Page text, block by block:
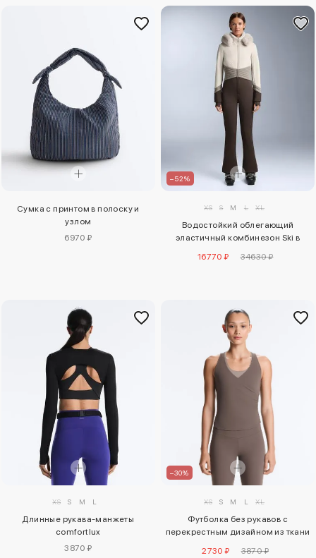
Сумка с принтом в полоску и
узлом
6970 ₽
–52%
XS S M L XL
Водостойкий облегающий
эластичный комбинезон Ski в
16770 ₽ 34630 ₽
XS S M L
Длинные рукава-манжеты
comfortlux
3870 ₽
–30%
XS S M L XL
Футболка без рукавов с
перекрестным дизайном из ткани
2730 ₽ 3870 ₽